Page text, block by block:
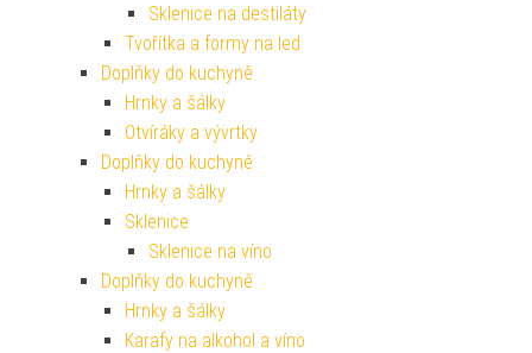
Sklenice na destiláty
Tvořítka a formy na led
Doplňky do kuchyně
Hrnky a šálky
Otvíráky a vývrtky
Doplňky do kuchyně
Hrnky a šálky
Sklenice
Sklenice na víno
Doplňky do kuchyně
Hrnky a šálky
Karafy na alkohol a víno